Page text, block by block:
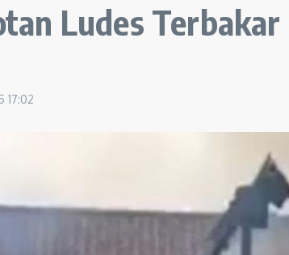
Ludes
17:02